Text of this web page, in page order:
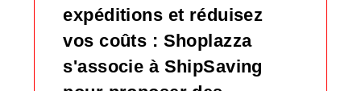
expéditions et réduisez
vos coûts : Shoplazza
s'associe à ShipSaving